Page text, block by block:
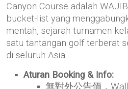
Canyon Course adalah
bucket-list yang
mentah, sejarah turnamen
satu tantangan golf terberat
di seluruh Asia.
Aturan Booking & Info:
無對外公告價，